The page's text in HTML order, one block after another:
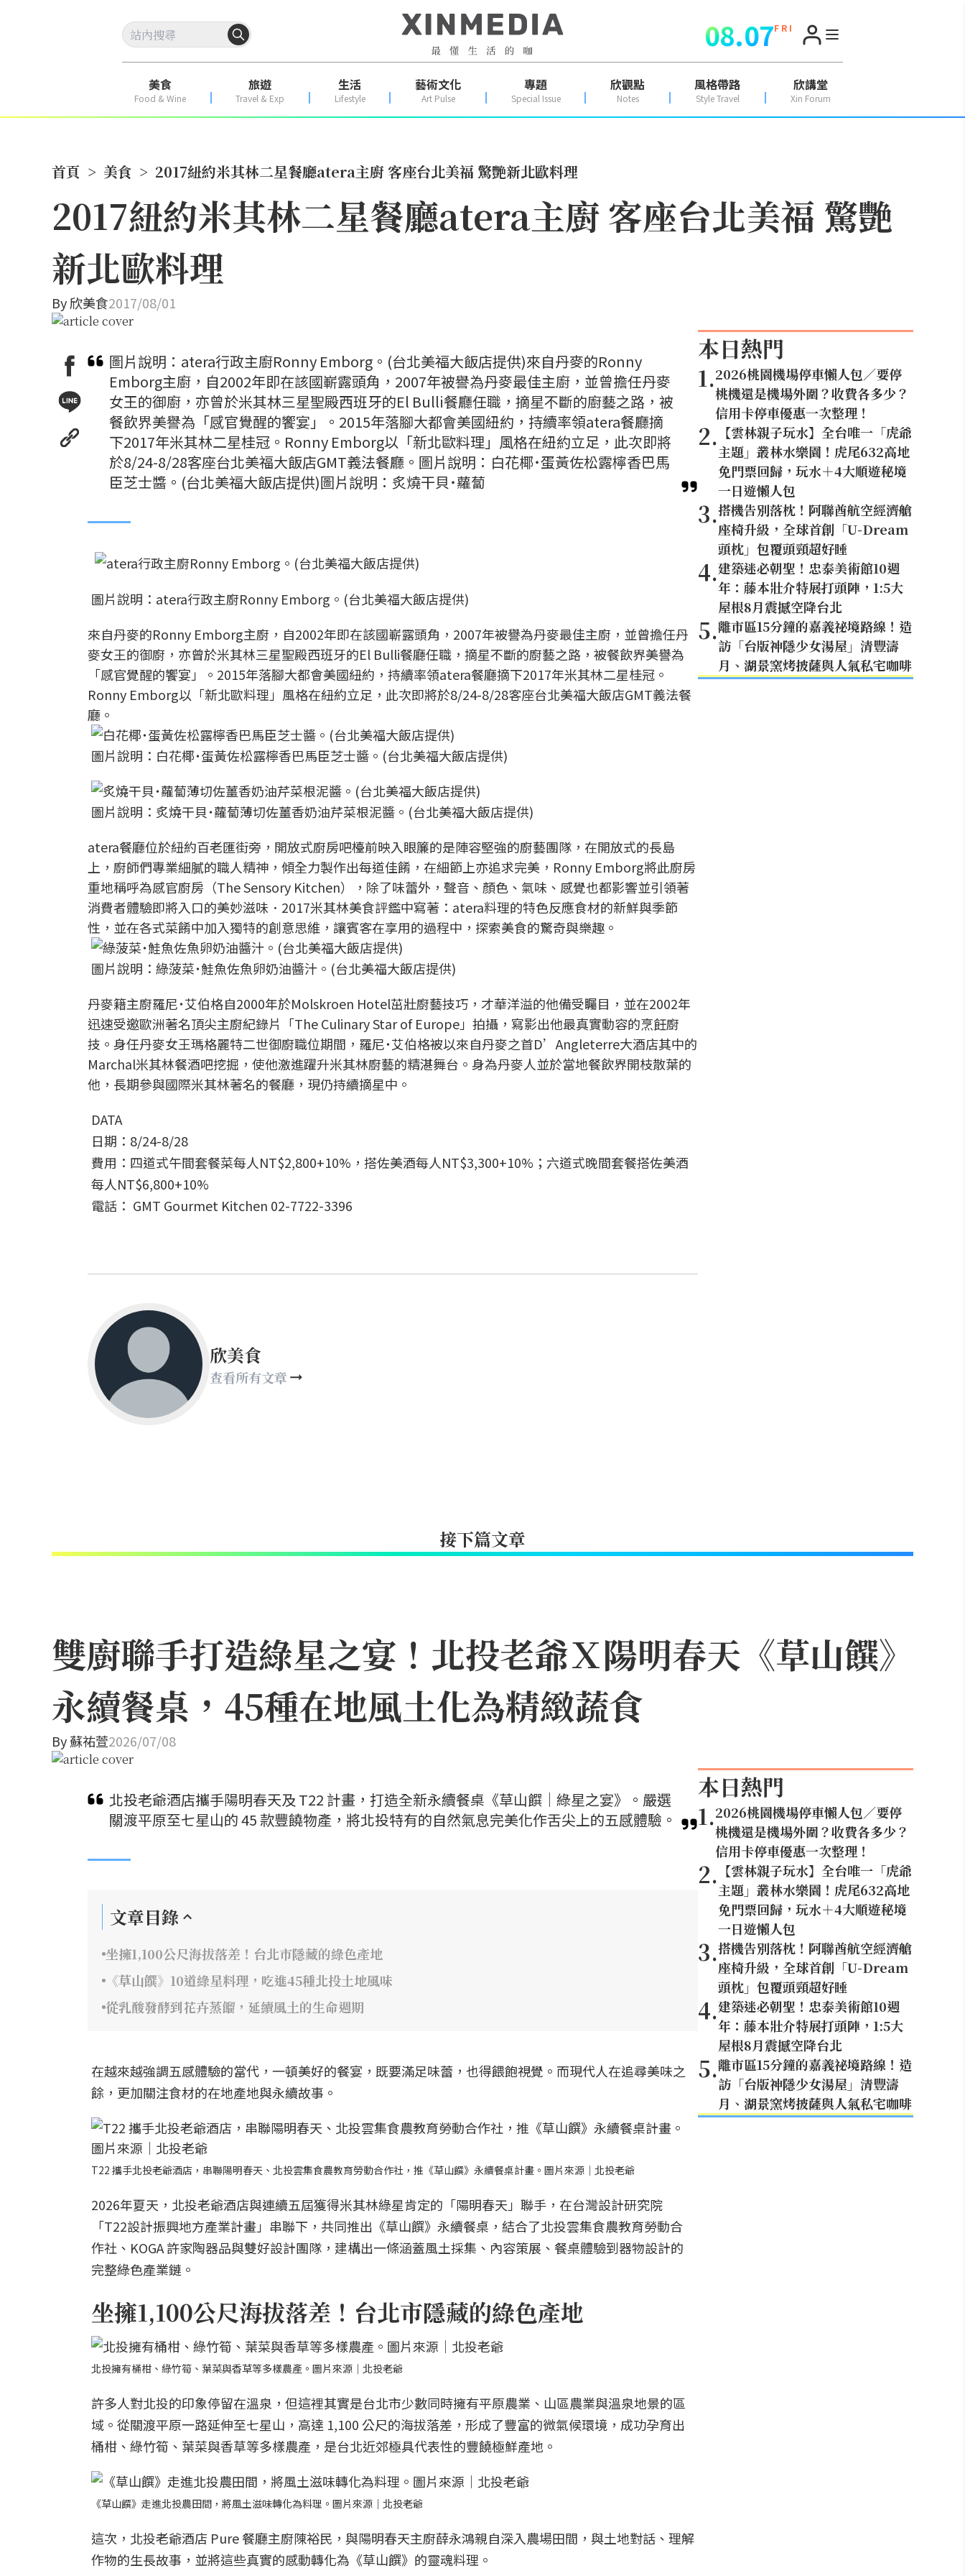
08.07F R I
美食
Food & Wine
旅遊
Travel & Exp
生活
Lifestyle
藝術文化
Art Pulse
專題
Special Issue
欣觀點
Notes
風格帶路
Style Travel
欣講堂
Xin Forum
首頁 > 美食 > 2017紐約米其林二星餐廳atera主廚 客座台北美福 驚艷新北歐料理
2017紐約米其林二星餐廳atera主廚 客座台北美福 驚艷
新北歐料理
By欣美食2017/08/01
圖片說明：atera行政主廚Ronny Emborg。(台北美福大飯店提供)來自丹麥的Ronny
Emborg主廚，自2002年即在該國嶄露頭角，2007年被譽為丹麥最佳主廚，並曾擔任丹麥
女王的御廚，亦曾於米其林三星聖殿西班牙的El Bulli餐廳任職，摘星不斷的廚藝之路，被
餐飲界美譽為「感官覺醒的饗宴」。2015年落腳大都會美國紐約，持續率領atera餐廳摘
下2017年米其林二星桂冠。Ronny Emborg以「新北歐料理」風格在紐約立足，此次即將
於8/24-8/28客座台北美福大飯店GMT義法餐廳。圖片說明：白花椰˙蛋黃佐松露檸香巴馬
臣芝士醬。(台北美福大飯店提供)圖片說明：炙燒干貝˙蘿蔔
圖片說明：atera行政主廚Ronny Emborg。(台北美福大飯店提供)
來自丹麥的Ronny Emborg主廚，自2002年即在該國嶄露頭角，2007年被譽為丹麥最佳主廚，並曾擔任丹
麥女王的御廚，亦曾於米其林三星聖殿西班牙的El Bulli餐廳任職，摘星不斷的廚藝之路，被餐飲界美譽為
「感官覺醒的饗宴」。2015年落腳大都會美國紐約，持續率領atera餐廳摘下2017年米其林二星桂冠。
Ronny Emborg以「新北歐料理」風格在紐約立足，此次即將於8/24-8/28客座台北美福大飯店GMT義法餐
廳。
圖片說明：白花椰˙蛋黃佐松露檸香巴馬臣芝士醬。(台北美福大飯店提供)
圖片說明：炙燒干貝˙蘿蔔薄切佐薑香奶油芹菜根泥醬。(台北美福大飯店提供)
atera餐廳位於紐約百老匯街旁，開放式廚房吧檯前映入眼簾的是陣容堅強的廚藝團隊，在開放式的長島
上，廚師們專業細膩的職人精神，傾全力製作出每道佳餚，在細節上亦追求完美，Ronny Emborg將此廚房
重地稱呼為感官廚房（The Sensory Kitchen），除了味蕾外，聲音、顏色、氣味、感覺也都影響並引領著
消費者體驗即將入口的美妙滋味．2017米其林美食評鑑中寫著：atera料理的特色反應食材的新鮮與季節
性，並在各式菜餚中加入獨特的創意思維，讓賓客在享用的過程中，探索美食的驚奇與樂趣。
圖片說明：綠菠菜˙鮭魚佐魚卵奶油醬汁。(台北美福大飯店提供)
丹麥籍主廚羅尼˙艾伯格自2000年於Molskroen Hotel茁壯廚藝技巧，才華洋溢的他備受矚目，並在2002年
迅速受邀歐洲著名頂尖主廚紀錄片「The Culinary Star of Europe」拍攝，寫影出他最真實動容的烹飪廚
技。身任丹麥女王瑪格麗特二世御廚職位期間，羅尼˙艾伯格被以來自丹麥之首D’Angleterre大酒店其中的
Marchal米其林餐酒吧挖掘，使他激進躍升米其林廚藝的精湛舞台。身為丹麥人並於當地餐飲界開枝散葉的
他，長期參與國際米其林著名的餐廳，現仍持續摘星中。
DATA
日期：8/24-8/28
費用：四道式午間套餐菜每人NT$2,800+10%，搭佐美酒每人NT$3,300+10%；六道式晚間套餐搭佐美酒
每人NT$6,800+10%
電話： GMT Gourmet Kitchen 02-7722-3396
欣美食
查看所有文章
本日熱門
1.2026桃園機場停車懶人包／要停
桃機還是機場外圍？收費各多少？
信用卡停車優惠一次整理！
2. 【雲林親子玩水】全台唯一「虎爺
主題」叢林水樂園！虎尾632高地
免門票回歸，玩水＋4大順遊秘境
一日遊懶人包
3.搭機告別落枕！阿聯酋航空經濟艙
座椅升級，全球首創「U-Dream
頭枕」包覆頭頸超好睡
4.建築迷必朝聖！忠泰美術館10週
年：藤本壯介特展打頭陣，1:5大
屋根8月震撼空降台北
5.離市區15分鐘的嘉義祕境路線！造
訪「台版神隱少女湯屋」清豐濤
月、湖景窯烤披薩與人氣私宅咖啡
接下篇文章
雙廚聯手打造綠星之宴！北投老爺Ｘ陽明春天《草山饌》
永續餐桌，45種在地風土化為精緻蔬食
By蘇祐萱2026/07/08
北投老爺酒店攜手陽明春天及 T22 計畫，打造全新永續餐桌《草山饌｜綠星之宴》。嚴選
關渡平原至七星山的 45 款豐饒物產，將北投特有的自然氣息完美化作舌尖上的五感體驗。
文章目錄
坐擁1,100公尺海拔落差！台北市隱藏的綠色產地
《草山饌》10道綠星料理，吃進45種北投土地風味
從乳酸發酵到花卉蒸餾，延續風土的生命週期
在越來越強調五感體驗的當代，一頓美好的餐宴，既要滿足味蕾，也得餵飽視覺。而現代人在追尋美味之
餘，更加關注食材的在地產地與永續故事。
T22 攜手北投老爺酒店，串聯陽明春天、北投雲集食農教育勞動合作社，推《草山饌》永續餐桌計畫。圖片來源｜北投老爺
2026年夏天，北投老爺酒店與連續五屆獲得米其林綠星肯定的「陽明春天」聯手，在台灣設計研究院
「T22設計振興地方產業計畫」串聯下，共同推出《草山饌》永續餐桌，結合了北投雲集食農教育勞動合
作社、KOGA 許家陶器品與雙好設計團隊，建構出一條涵蓋風土採集、內容策展、餐桌體驗到器物設計的
完整綠色產業鏈。
坐擁1,100公尺海拔落差！台北市隱藏的綠色產地
北投擁有桶柑、綠竹筍、葉菜與香草等多樣農產。圖片來源｜北投老爺
許多人對北投的印象停留在溫泉，但這裡其實是台北市少數同時擁有平原農業、山區農業與溫泉地景的區
域。從關渡平原一路延伸至七星山，高達 1,100 公尺的海拔落差，形成了豐富的微氣候環境，成功孕育出
桶柑、綠竹筍、葉菜與香草等多樣農產，是台北近郊極具代表性的豐饒極鮮產地。
《草山饌》走進北投農田間，將風土滋味轉化為料理。圖片來源｜北投老爺
這次，北投老爺酒店 Pure 餐廳主廚陳裕民，與陽明春天主廚薛永鴻親自深入農場田間，與土地對話、理解
作物的生長故事，並將這些真實的感動轉化為《草山饌》的靈魂料理。
本日熱門
1.2026桃園機場停車懶人包／要停
桃機還是機場外圍？收費各多少？
信用卡停車優惠一次整理！
2. 【雲林親子玩水】全台唯一「虎爺
主題」叢林水樂園！虎尾632高地
免門票回歸，玩水＋4大順遊秘境
一日遊懶人包
3.搭機告別落枕！阿聯酋航空經濟艙
座椅升級，全球首創「U-Dream
頭枕」包覆頭頸超好睡
4.建築迷必朝聖！忠泰美術館10週
年：藤本壯介特展打頭陣，1:5大
屋根8月震撼空降台北
5.離市區15分鐘的嘉義祕境路線！造
訪「台版神隱少女湯屋」清豐濤
月、湖景窯烤披薩與人氣私宅咖啡